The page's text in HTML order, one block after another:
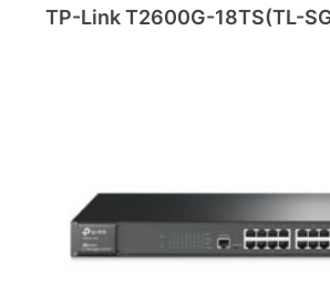
TP-Link T2600G-18TS(TL-